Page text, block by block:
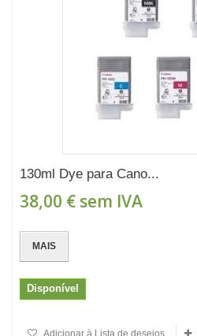
130ml Dye para Cano...
38,00 € sem IVA
MAIS
Disponível
Adicionar à Lista de desejos